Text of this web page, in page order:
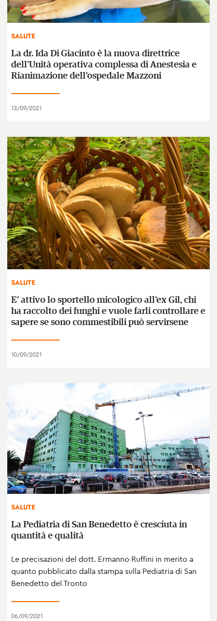
SALUTE
La dr. Ida Di Giacinto è la nuova direttrice
dell'Unità operativa complessa di Anestesia e
Rianimazione dell'ospedale Mazzoni
13/09/2021
SALUTE
E' attivo lo sportello micologico all'ex Gil, chi
ha raccolto dei funghi e vuole farli controllare e
sapere se sono commestibili può servirsene
10/09/2021
SALUTE
La Pediatria di San Benedetto è cresciuta in
quantità e qualità
Le precisazioni del dott. Ermanno Ruffini in merito a
quanto pubblicato dalla stampa sulla Pediatria di San
Benedetto del Tronto
06/09/2021